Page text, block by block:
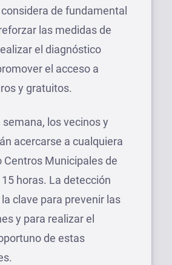
de fundamental
las medidas de
el diagnóstico
el acceso a
y gratuitos.
los vecinos y
acercarse a cualquiera
Centros Municipales de
horas. La detección
clave para prevenir las
y para realizar el
de estas